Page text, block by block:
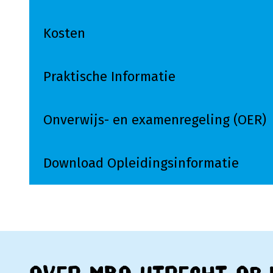
Kosten
Praktische Informatie
Onverwijs- en examenregeling (OER)
Download Opleidingsinformatie